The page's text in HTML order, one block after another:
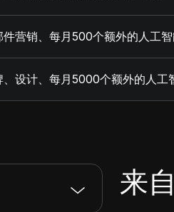
营销、每月500个额外的人工
设计、每月5000个额外的人工
来